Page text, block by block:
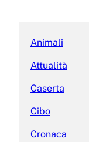
Animali
Attualità
Caserta
Cibo
Cronaca